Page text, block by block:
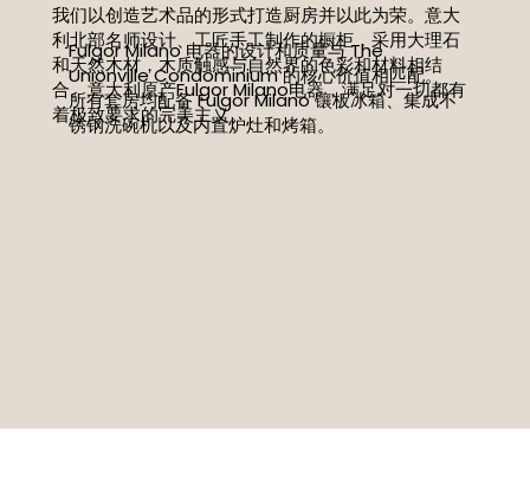
Fulgor Milano 电器的设计和质量与 The
Unionville Condominium 的核心价值相匹配。
所有套房均配备 Fulgor Milano 镶板冰箱、集成不
锈钢洗碗机以及内置炉灶和烤箱。
我们以创造艺术品的形式打造厨房并以此为荣。意大
利北部名师设计、工匠手工制作的橱柜，采用大理石
和天然木材，木质触感与自然界的色彩和材料相结
合。意大利原产Fulgor Milano电器，满足对一切都有
着极致要求的完美主义。